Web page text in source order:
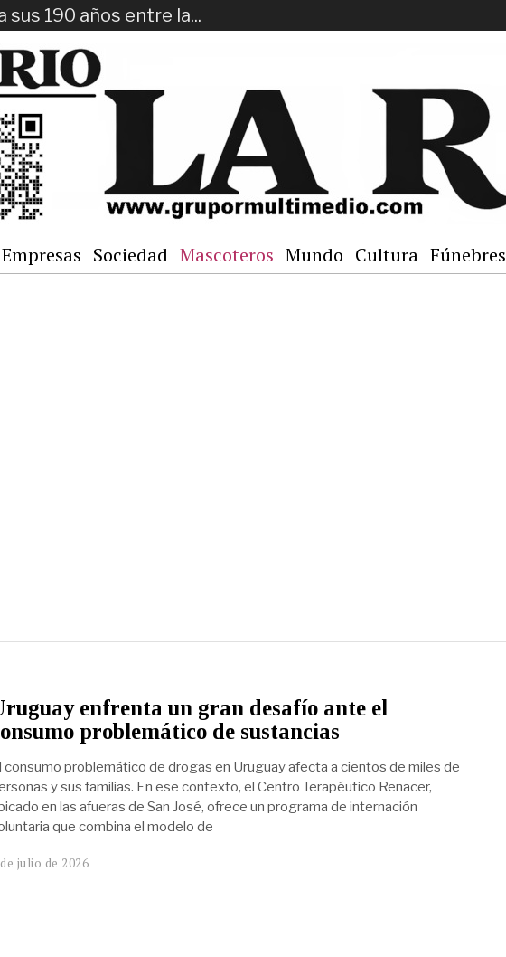
sus 190 años entre la...
Empresas Sociedad Mascoteros Mundo Cultura Fúnebres
enfrenta un gran desafío ante el
problemático de sustancias
consumo problemático de drogas en Uruguay afecta a cientos de miles de
y sus familias. En ese contexto, el Centro Terapéutico Renacer,
en las afueras de San José, ofrece un programa de internación
que combina el modelo de
julio de 2026